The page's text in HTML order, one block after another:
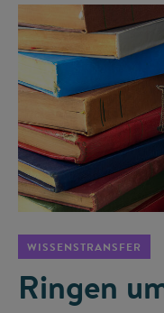
WISSENSTRANSFER
Ringen